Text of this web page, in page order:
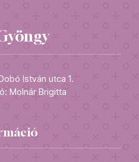
István utca 1.
Molnár Brigitta